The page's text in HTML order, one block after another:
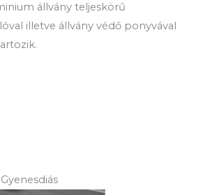
állvány teljeskörű
illetve állvány védő ponyvával